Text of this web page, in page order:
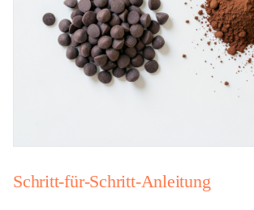
Schritt-für-Schritt-Anleitung